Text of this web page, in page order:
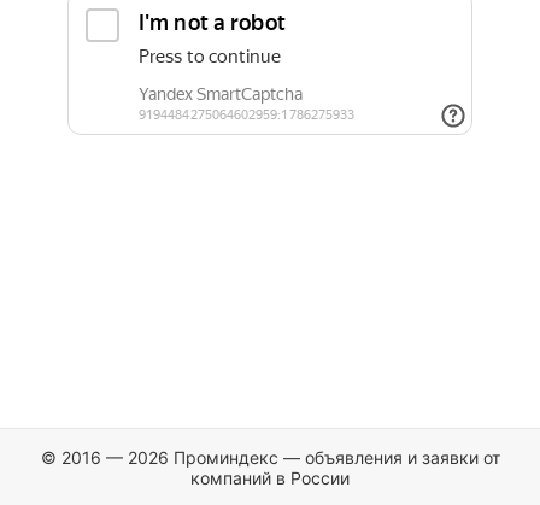
© 2016 — 2026 Проминдекс — объявления и заявки от
компаний в России